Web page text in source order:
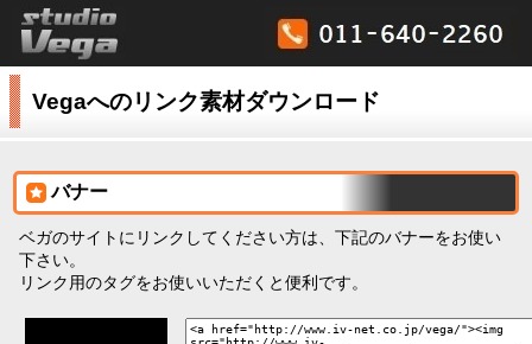
Vegaへのリンク素材ダウンロード
バナー
ベガのサイトにリンクしてください方は、下記のバナーをお使い
下さい。
リンク用のタグをお使いいただくと便利です。